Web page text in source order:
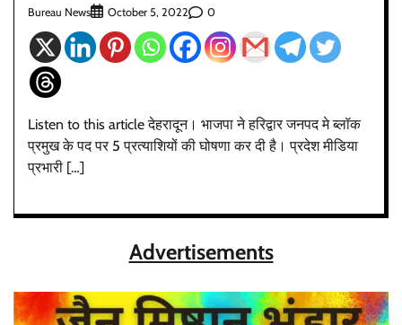
Bureau News October 5, 2022 0
Listen to this article देहरादून। भाजपा ने हरिद्वार जनपद मे ब्लॉक
प्रमुख के पद पर 5 प्रत्याशियों की घोषणा कर दी है। प्रदेश मीडिया
प्रभारी […]
Advertisements